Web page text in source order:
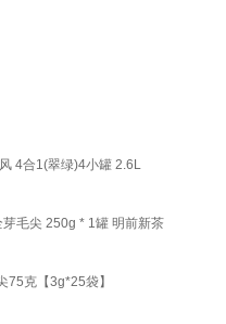
4合1(翠绿)4小罐 2.6L
毛尖 250g * 1罐 明前新茶
75克【3g*25袋】